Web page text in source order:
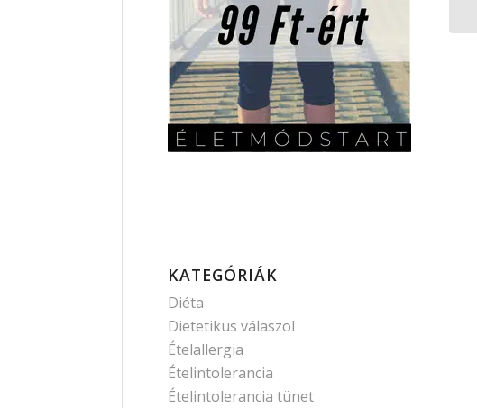
KATEGÓRIÁK
Diéta
Dietetikus válaszol
Ételallergia
Ételintolerancia
Ételintolerancia tünet